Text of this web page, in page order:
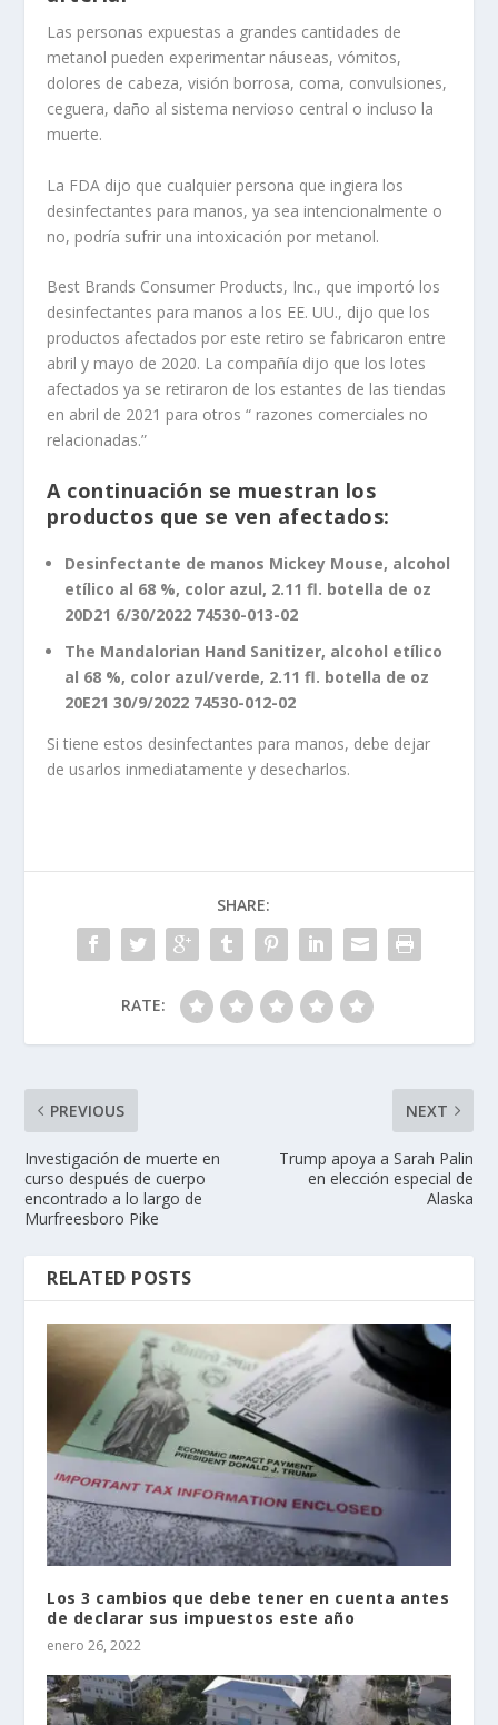
Las personas expuestas a grandes cantidades de
metanol pueden experimentar náuseas, vómitos,
dolores de cabeza, visión borrosa, coma, convulsiones,
ceguera, daño al sistema nervioso central o incluso la
muerte.
La FDA dijo que cualquier persona que ingiera los
desinfectantes para manos, ya sea intencionalmente o
no, podría sufrir una intoxicación por metanol.
Best Brands Consumer Products, Inc., que importó los
desinfectantes para manos a los EE. UU., dijo que los
productos afectados por este retiro se fabricaron entre
abril y mayo de 2020. La compañía dijo que los lotes
afectados ya se retiraron de los estantes de las tiendas
en abril de 2021 para otros “ razones comerciales no
relacionadas.”
A continuación se muestran los
productos que se ven afectados:
Desinfectante de manos Mickey Mouse, alcohol
etílico al 68 %, color azul, 2.11 fl. botella de oz
20D21 6/30/2022 74530-013-02
The Mandalorian Hand Sanitizer, alcohol etílico
al 68 %, color azul/verde, 2.11 fl. botella de oz
20E21 30/9/2022 74530-012-02
Si tiene estos desinfectantes para manos, debe dejar
de usarlos inmediatamente y desecharlos.
SHARE:
RATE:
PREVIOUS
Investigación de muerte en
curso después de cuerpo
encontrado a lo largo de
Murfreesboro Pike
NEXT
Trump apoya a Sarah Palin
en elección especial de
Alaska
RELATED POSTS
Los 3 cambios que debe tener en cuenta antes
de declarar sus impuestos este año
enero 26, 2022